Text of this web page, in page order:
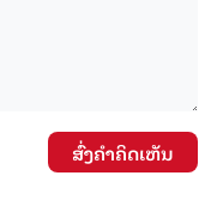
ສົ່ງຄໍາຄິດເຫັນ